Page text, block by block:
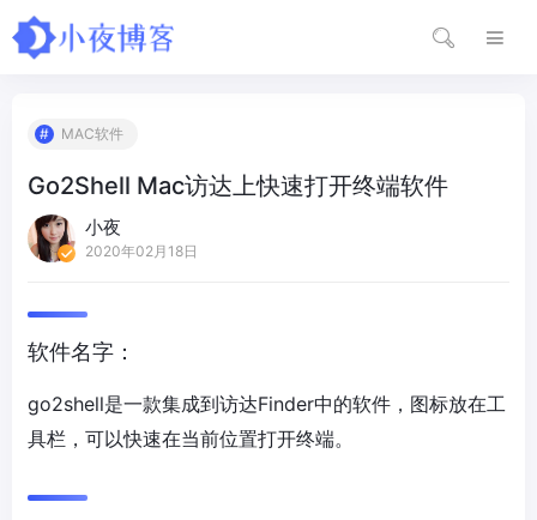
MAC软件
Go2Shell Mac访达上快速打开终端软件
小夜
2020年02月18日
软件名字：
go2shell是一款集成到访达Finder中的软件，图标放在工
具栏，可以快速在当前位置打开终端。